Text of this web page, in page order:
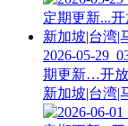
2026-05-
期更新…开放
新加坡|台湾|